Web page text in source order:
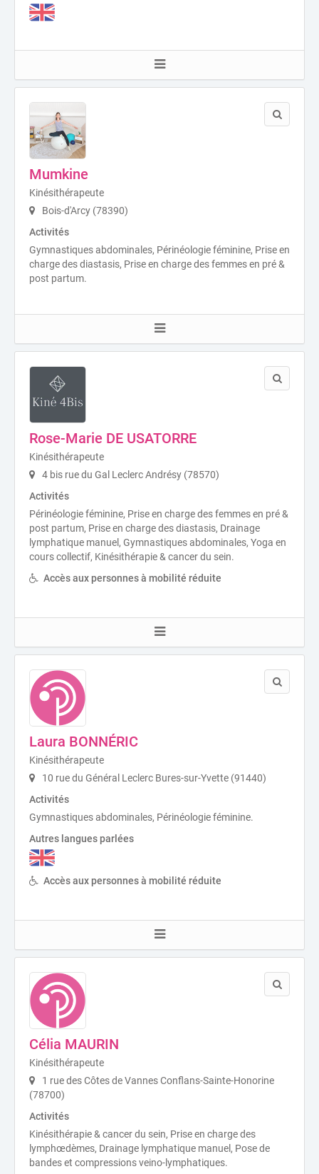
Mumkine
Kinésithérapeute
Bois-d'Arcy (78390)
Activités
Gymnastiques abdominales, Périnéologie féminine, Prise en
charge des diastasis, Prise en charge des femmes en pré &
post partum.
Rose-Marie DE USATORRE
Kinésithérapeute
4 bis rue du Gal Leclerc Andrésy (78570)
Activités
Périnéologie féminine, Prise en charge des femmes en pré &
post partum, Prise en charge des diastasis, Drainage
lymphatique manuel, Gymnastiques abdominales, Yoga en
cours collectif, Kinésithérapie & cancer du sein.
Accès aux personnes à mobilité réduite
Laura BONNÉRIC
Kinésithérapeute
10 rue du Général Leclerc Bures-sur-Yvette (91440)
Activités
Gymnastiques abdominales, Périnéologie féminine.
Autres langues parlées
Accès aux personnes à mobilité réduite
Célia MAURIN
Kinésithérapeute
1 rue des Côtes de Vannes Conflans-Sainte-Honorine
(78700)
Activités
Kinésithérapie & cancer du sein, Prise en charge des
lymphœdèmes, Drainage lymphatique manuel, Pose de
bandes et compressions veino-lymphatiques.